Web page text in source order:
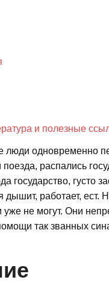
и полезные
люди одновременно
распались
государство, густо
дышит, работает,
не могут. Они
так званных